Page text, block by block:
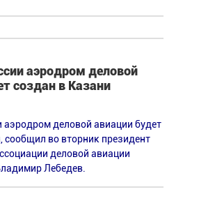
аэродром деловой
создан в Казани
аэродром деловой авиации будет
сообщил во вторник президент
деловой авиации
Лебедев.